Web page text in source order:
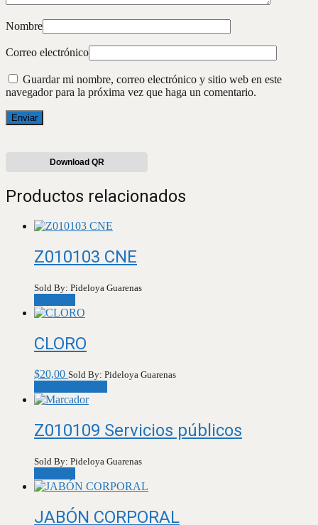
Nombre
Correo electrónico
Guardar mi nombre, correo electrónico y sitio web en este
navegador para la próxima vez que haga un comentario.
Download QR
Productos relacionados
Z010103 CNE
Sold By: Pideloya Guarenas
CLORO
$20,00 Sold By: Pideloya Guarenas
Z010109 Servicios públicos
Sold By: Pideloya Guarenas
JABÓN CORPORAL